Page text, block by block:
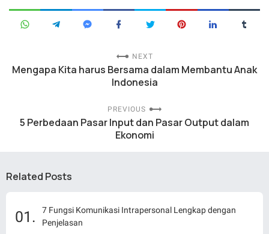
NEXT
Mengapa Kita harus Bersama dalam Membantu Anak
Indonesia
PREVIOUS
5 Perbedaan Pasar Input dan Pasar Output dalam
Ekonomi
Related Posts
7 Fungsi Komunikasi Intrapersonal Lengkap dengan
Penjelasan